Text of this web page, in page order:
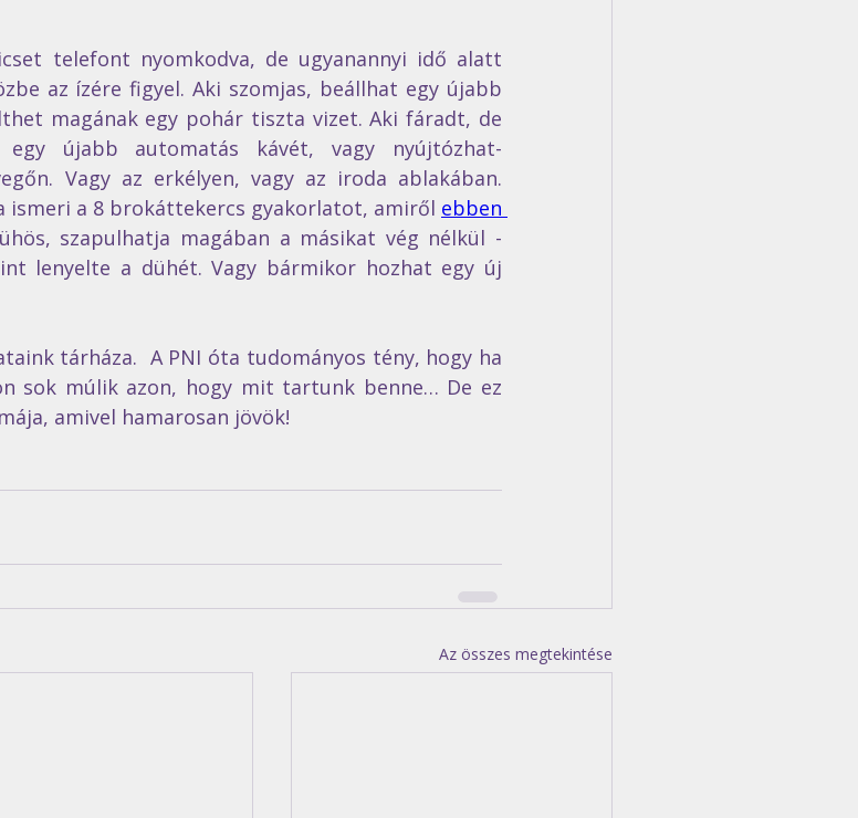
telefont nyomkodva, de ugyanannyi idő alatt
az ízére figyel. Aki szomjas, beállhat egy újabb
magának egy pohár tiszta vizet. Aki fáradt, de
újabb automatás kávét, vagy nyújtózhat-
Vagy az erkélyen, vagy az iroda ablakában.
ismeri a 8 brokáttekercs gyakorlatot, amiről ebben
szapulhatja magában a másikat vég nélkül -
lenyelte a dühét. Vagy bármikor hozhat egy új
tárháza.  A PNI óta tudományos tény, hogy ha
sok múlik azon, hogy mit tartunk benne… De ez
amivel hamarosan jövök!
Az összes megtekintése